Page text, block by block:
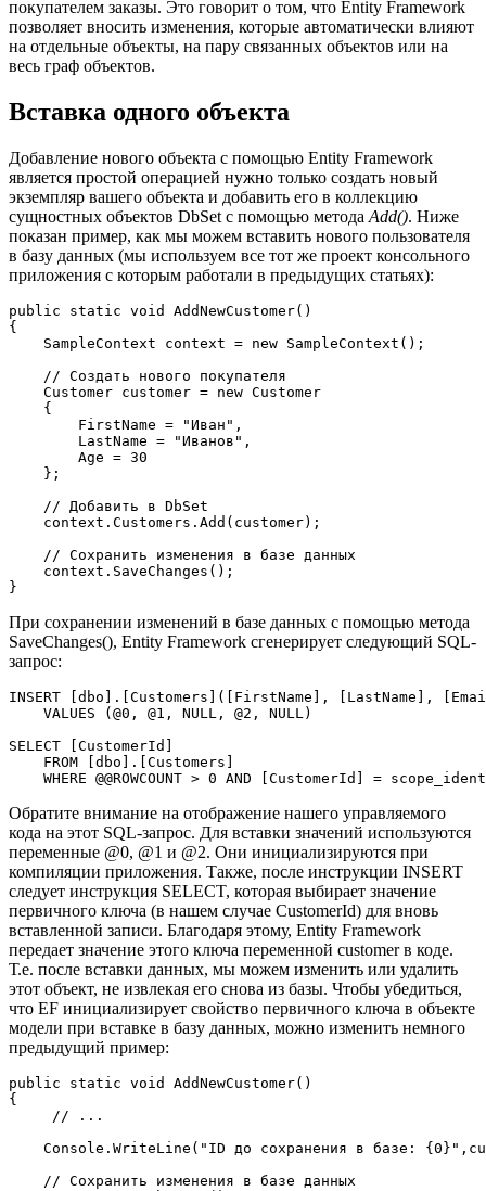
покупателем заказы. Это говорит о том, что Entity Framework
позволяет вносить изменения, которые автоматически влияют
на отдельные объекты, на пару связанных объектов или на
весь граф объектов.
Вставка одного объекта
Добавление нового объекта с помощью Entity Framework
является простой операцией нужно только создать новый
экземпляр вашего объекта и добавить его в коллекцию
сущностных объектов DbSet с помощью метода Add(). Ниже
показан пример, как мы можем вставить нового пользователя
в базу данных (мы используем все тот же проект консольного
приложения с которым работали в предыдущих статьях):
public static void AddNewCustomer(
{
    SampleContext context =
new SampleContext();
// Создать нового покупателя
    Customer customer =
new Customer
    {
        FirstName =
"Иван" ,
        LastName =
"Иванов" ,
        Age =
30
    };
// Добавить в DbSet
    context.Customers.Add(customer);
// Сохранить изменения в базе данных
    context.SaveChanges();
}
При сохранении изменений в базе данных с помощью метода
SaveChanges(), Entity Framework сгенерирует следующий SQL-
запрос:
INSERT [dbo].[Customers]([FirstName], [LastName],
VALUES (@0 , @1 , NULL , @2 , NULL )
SELECT [CustomerId]
FROM [dbo].[Customers]
WHERE @@ROWCOUNT > 0 AND [CustomerId] =
Обратите внимание на отображение нашего управляемого
кода на этот SQL-запрос. Для вставки значений используются
переменные @0, @1 и @2. Они инициализируются при
компиляции приложения. Также, после инструкции INSERT
следует инструкция SELECT, которая выбирает значение
первичного ключа (в нашем случае CustomerId) для вновь
вставленной записи. Благодаря этому, Entity Framework
передает значение этого ключа переменной customer в коде.
Т.е. после вставки данных, мы можем изменить или удалить
этот объект, не извлекая его снова из базы. Чтобы убедиться,
что EF инициализирует свойство первичного ключа в объекте
модели при вставке в базу данных, можно изменить немного
предыдущий пример:
public static void AddNewCustomer(
{
// ...
    Console.WriteLine(
"ID до сохранения в базе: {0}"
// Сохранить изменения в базе данных